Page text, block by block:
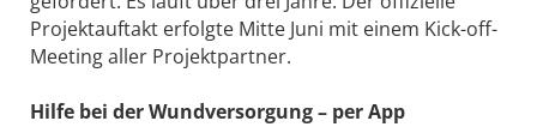
Projektauftakt erfolgte Mitte Juni mit einem Kick-off-
Meeting aller Projektpartner.
Hilfe bei der Wundversorgung – per App